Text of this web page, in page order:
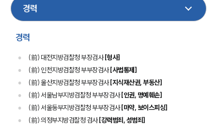
경력
(前) 대전지방검찰청 부장검사[형사]
(前) 인천지방검찰청 부부장검사[사법통제]
(前) 울산지방검찰청 부부장검사[지식재산권, 부동산]
(前) 서울남부지방검찰청 부부장검사[인권, 명예훼손]
(前) 서울동부지방검찰청 부부장검사[마약, 보이스피싱]
(前) 의정부지방검찰청 검사[강력범죄, 성범죄]